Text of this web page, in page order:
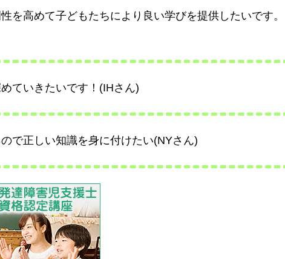
を高めて子どもたちにより良い学びを提供したいです。
ていきたいです！(IHさん)
で正しい知識を身に付けたい(NYさん)